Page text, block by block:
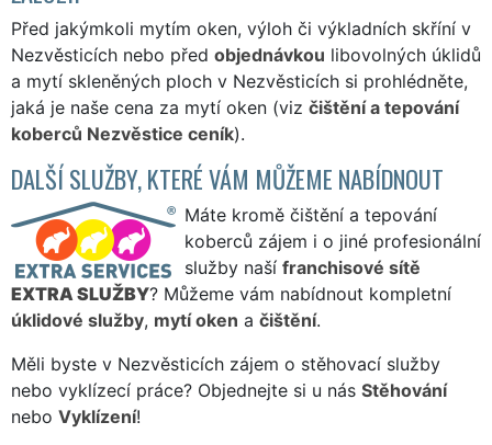
Před jakýmkoli mytím oken, výloh či výkladních skříní v
Nezvěsticích nebo před objednávkou libovolných úklidů
a mytí skleněných ploch v Nezvěsticích si prohlédněte,
jaká je naše cena za mytí oken (viz čištění a tepování
koberců Nezvěstice ceník).
DALŠÍ SLUŽBY, KTERÉ VÁM MŮŽEME NABÍDNOUT
Máte kromě čištění a tepování
koberců zájem i o jiné profesionální
služby naší franchisové sítě
EXTRA SLUŽBY? Můžeme vám nabídnout kompletní
úklidové služby, mytí oken a čištění.
Měli byste v Nezvěsticích zájem o stěhovací služby
nebo vyklízecí práce? Objednejte si u nás Stěhování
nebo Vyklízení!